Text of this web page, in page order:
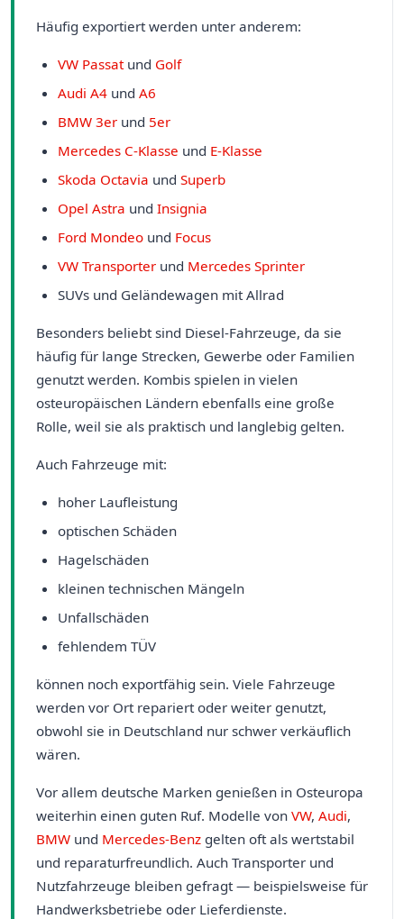
Häufig exportiert werden unter anderem:
VW Passatund Golf
Audi A4 und A6
BMW 3er und 5er
Mercedes C-Klasse und E-Klasse
Skoda Octavia und Superb
Opel Astra und Insignia
Ford Mondeo und Focus
VW Transporter und Mercedes Sprinter
SUVs und Geländewagen mit Allrad
Besonders beliebt sind Diesel-Fahrzeuge, da sie
häufig für lange Strecken, Gewerbe oder Familien
genutzt werden. Kombis spielen in vielen
osteuropäischen Ländern ebenfalls eine große
Rolle, weil sie als praktisch und langlebig gelten.
Auch Fahrzeuge mit:
hoher Laufleistung
optischen Schäden
Hagelschäden
kleinen technischen Mängeln
Unfallschäden
fehlendem TÜV
können noch exportfähig sein. Viele Fahrzeuge
werden vor Ort repariert oder weiter genutzt,
obwohl sie in Deutschland nur schwer verkäuflich
wären.
Vor allem deutsche Marken genießen in Osteuropa
weiterhin einen guten Ruf. Modelle von VW, Audi,
BMW und Mercedes-Benz gelten oft als wertstabil
und reparaturfreundlich. Auch Transporter und
Nutzfahrzeuge bleiben gefragt — beispielsweise für
Handwerksbetriebe oder Lieferdienste.